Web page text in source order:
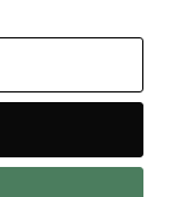
48 Karlstad
välja